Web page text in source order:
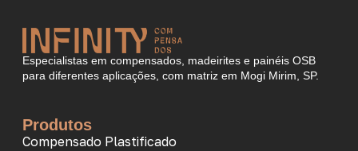
Especialistas em compensados, madeirites e painéis OSB
para diferentes aplicações, com matriz em Mogi Mirim, SP.
Produtos
Compensado Plastificado